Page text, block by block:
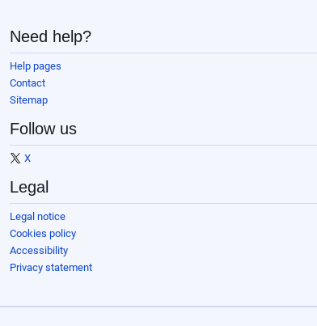
Need help?
Help pages
Contact
Sitemap
Follow us
X
Legal
Legal notice
Cookies policy
Accessibility
Privacy statement